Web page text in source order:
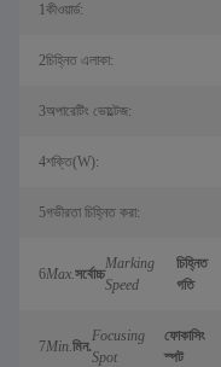
1কীওয়ার্ড:
2চিহ্নিত এলাকা:
3অপারেটিং ভোল্টেজ:
4শক্তি(W):
5গভীরতা চিহ্নিত করা:
6Max.সর্বোচ্চ
Marking
Speed
চিহ্নিত
গতি
7Min.মিন.
Focusing
Spot
ফোকাসিং
স্পট